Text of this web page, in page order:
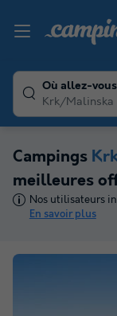
Où allez-
Krk/Malinska
Campings
meilleures
Nos utilisateurs
En savoir plus